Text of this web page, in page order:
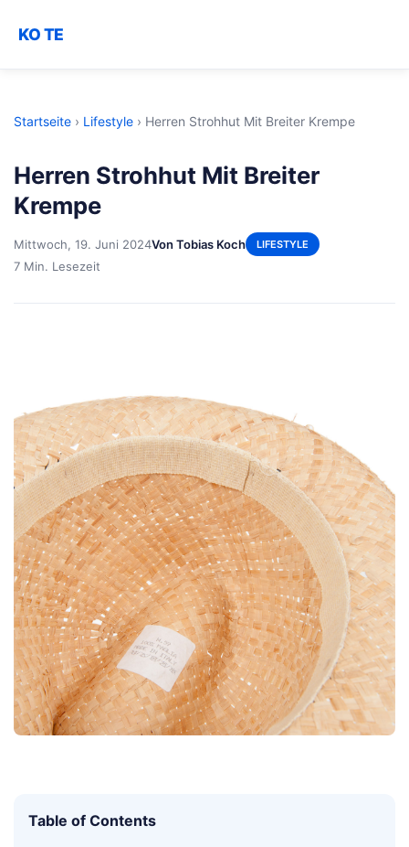
KO TE
Startseite › Lifestyle › Herren Strohhut Mit Breiter Krempe
Herren Strohhut Mit Breiter
Krempe
Mittwoch, 19. Juni 2024Von Tobias Koch LIFESTYLE
7 Min. Lesezeit
Table of Contents